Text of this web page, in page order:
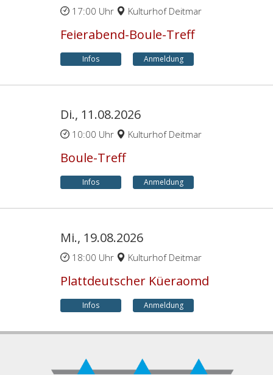
17:00 Uhr Kulturhof Deitmar
Feierabend-Boule-Treff
Infos Anmeldung
Di., 11.08.2026
10:00 Uhr Kulturhof Deitmar
Boule-Treff
Infos Anmeldung
Mi., 19.08.2026
18:00 Uhr Kulturhof Deitmar
Plattdeutscher Küeraomd
Infos Anmeldung